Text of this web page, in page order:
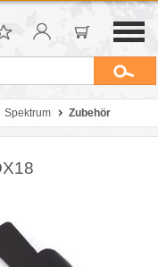
Spektrum Zubehör